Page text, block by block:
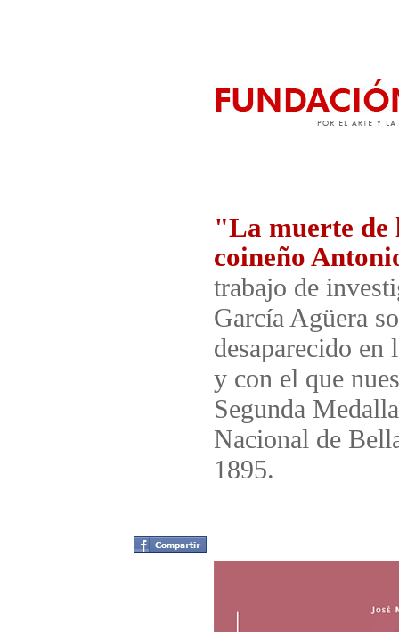
"La muerte
coineño
trabajo de
García Agüera
desaparecido
y con el que
Segunda
Nacional de
1895.